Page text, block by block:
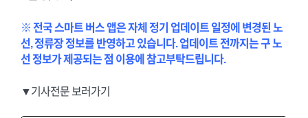
※ 전국 스마트 버스 앱은 자체 정기 업데이트 일정에 변경된 노
선, 정류장 정보를 반영하고 있습니다. 업데이트 전까지는 구 노
선 정보가 제공되는 점 이용에 참고부탁드립니다.
▼기사전문 보러가기